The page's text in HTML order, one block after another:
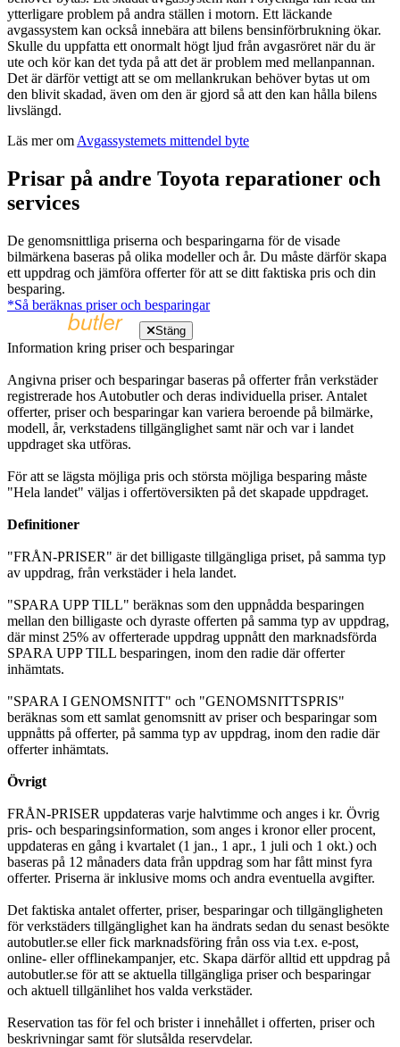
ytterligare problem på andra ställen i motorn. Ett läckande
avgassystem kan också innebära att bilens bensinförbrukning ökar.
Skulle du uppfatta ett onormalt högt ljud från avgasröret när du är
ute och kör kan det tyda på att det är problem med mellanpannan.
Det är därför vettigt att se om mellankrukan behöver bytas ut om
den blivit skadad, även om den är gjord så att den kan hålla bilens
livslängd.
Läs mer om Avgassystemets mittendel byte
Prisar på andre Toyota reparationer och
services
De genomsnittliga priserna och besparingarna för de visade
bilmärkena baseras på olika modeller och år. Du måste därför skapa
ett uppdrag och jämföra offerter för att se ditt faktiska pris och din
besparing.
*Så beräknas priser och besparingar
Stäng
Information kring priser och besparingar
Angivna priser och besparingar baseras på offerter från verkstäder
registrerade hos Autobutler och deras individuella priser. Antalet
offerter, priser och besparingar kan variera beroende på bilmärke,
modell, år, verkstadens tillgänglighet samt när och var i landet
uppdraget ska utföras.
För att se lägsta möjliga pris och största möjliga besparing måste
"Hela landet" väljas i offertöversikten på det skapade uppdraget.
Definitioner
"FRÅN-PRISER" är det billigaste tillgängliga priset, på samma typ
av uppdrag, från verkstäder i hela landet.
"SPARA UPP TILL" beräknas som den uppnådda besparingen
mellan den billigaste och dyraste offerten på samma typ av uppdrag,
där minst 25% av offerterade uppdrag uppnått den marknadsförda
SPARA UPP TILL besparingen, inom den radie där offerter
inhämtats.
"SPARA I GENOMSNITT" och "GENOMSNITTSPRIS"
beräknas som ett samlat genomsnitt av priser och besparingar som
uppnåtts på offerter, på samma typ av uppdrag, inom den radie där
offerter inhämtats.
Övrigt
FRÅN-PRISER uppdateras varje halvtimme och anges i kr. Övrig
pris- och besparingsinformation, som anges i kronor eller procent,
uppdateras en gång i kvartalet (1 jan., 1 apr., 1 juli och 1 okt.) och
baseras på 12 månaders data från uppdrag som har fått minst fyra
offerter. Priserna är inklusive moms och andra eventuella avgifter.
Det faktiska antalet offerter, priser, besparingar och tillgängligheten
för verkstäders tillgänglighet kan ha ändrats sedan du senast besökte
autobutler.se eller fick marknadsföring från oss via t.ex. e-post,
online- eller offlinekampanjer, etc. Skapa därför alltid ett uppdrag på
autobutler.se för att se aktuella tillgängliga priser och besparingar
och aktuell tillgänlihet hos valda verkstäder.
Reservation tas för fel och brister i innehållet i offerten, priser och
beskrivningar samt för slutsålda reservdelar.